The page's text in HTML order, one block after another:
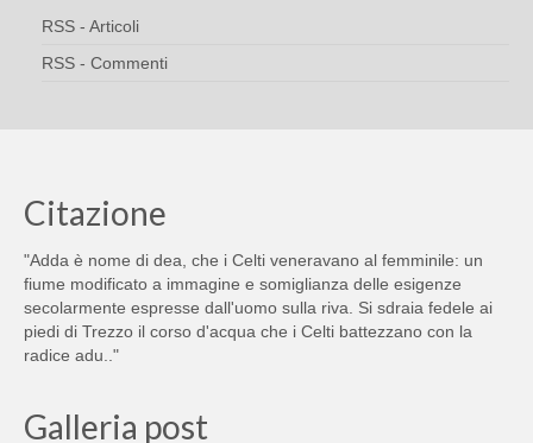
RSS - Articoli
RSS - Commenti
Citazione
"Adda è nome di dea, che i Celti veneravano al femminile: un
fiume modificato a immagine e somiglianza delle esigenze
secolarmente espresse dall'uomo sulla riva. Si sdraia fedele ai
piedi di Trezzo il corso d'acqua che i Celti battezzano con la
radice adu.."
Galleria post